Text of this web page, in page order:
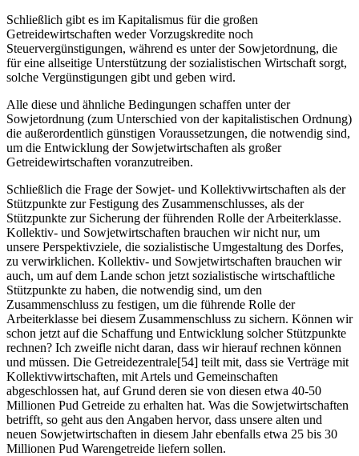
Schließlich gibt es im Kapitalismus für die großen
Getreidewirtschaften weder Vorzugskredite noch
Steuervergünstigungen, während es unter der Sowjetordnung, die
für eine allseitige Unterstützung der sozialistischen Wirtschaft sorgt,
solche Vergünstigungen gibt und geben wird.
Alle diese und ähnliche Bedingungen schaffen unter der
Sowjetordnung (zum Unterschied von der kapitalistischen Ordnung)
die außerordentlich günstigen Voraussetzungen, die notwendig sind,
um die Entwicklung der Sowjetwirtschaften als großer
Getreidewirtschaften voranzutreiben.
Schließlich die Frage der Sowjet- und Kollektivwirtschaften als der
Stützpunkte zur Festigung des Zusammenschlusses, als der
Stützpunkte zur Sicherung der führenden Rolle der Arbeiterklasse.
Kollektiv- und Sowjetwirtschaften brauchen wir nicht nur, um
unsere Perspektivziele, die sozialistische Umgestaltung des Dorfes,
zu verwirklichen. Kollektiv- und Sowjetwirtschaften brauchen wir
auch, um auf dem Lande schon jetzt sozialistische wirtschaftliche
Stützpunkte zu haben, die notwendig sind, um den
Zusammenschluss zu festigen, um die führende Rolle der
Arbeiterklasse bei diesem Zusammenschluss zu sichern. Können wir
schon jetzt auf die Schaffung und Entwicklung solcher Stützpunkte
rechnen? Ich zweifle nicht daran, dass wir hierauf rechnen können
und müssen. Die Getreidezentrale[54] teilt mit, dass sie Verträge mit
Kollektivwirtschaften, mit Artels und Gemeinschaften
abgeschlossen hat, auf Grund deren sie von diesen etwa 40-50
Millionen Pud Getreide zu erhalten hat. Was die Sowjetwirtschaften
betrifft, so geht aus den Angaben hervor, dass unsere alten und
neuen Sowjetwirtschaften in diesem Jahr ebenfalls etwa 25 bis 30
Millionen Pud Warengetreide liefern sollen.